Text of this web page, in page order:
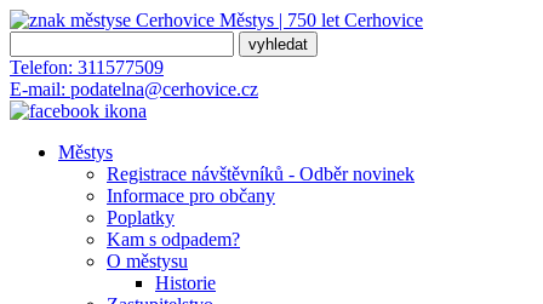
Městys | 750 let Cerhovice
Telefon: 311577509
E-mail: podatelna@cerhovice.cz
Městys
Registrace návštěvníků - Odběr novinek
Informace pro občany
Poplatky
Kam s odpadem?
O městysu
Historie